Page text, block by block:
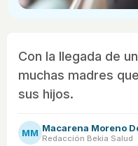
Con la llegada de
muchas madres
sus hijos.
MM Macarena Moreno
Redacción Bekia Salud